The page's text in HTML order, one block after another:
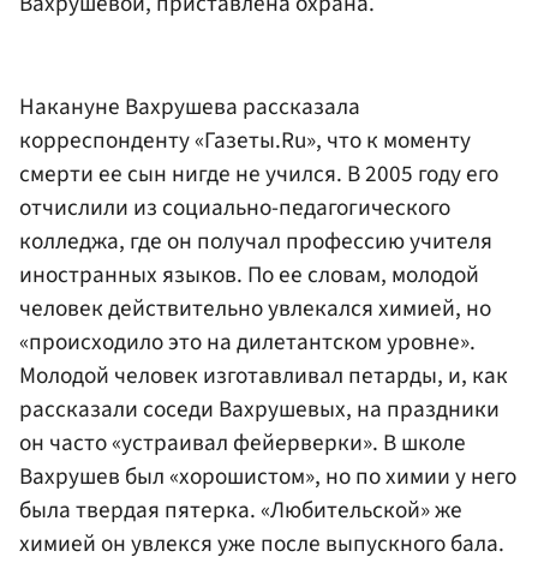
Накануне Вахрушева рассказала
корреспонденту «Газеты.Ru», что к моменту
смерти ее сын нигде не учился. В 2005 году его
отчислили из социально-педагогического
колледжа, где он получал профессию учителя
иностранных языков. По ее словам, молодой
человек действительно увлекался химией, но
«происходило это на дилетантском уровне».
Молодой человек изготавливал петарды, и, как
рассказали соседи Вахрушевых, на праздники
он часто «устраивал фейерверки». В школе
Вахрушев был «хорошистом», но по химии у него
была твердая пятерка. «Любительской» же
химией он увлекся уже после выпускного бала.